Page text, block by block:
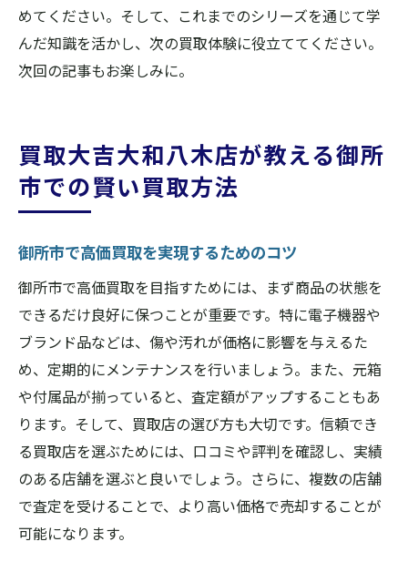
めてください。そして、これまでのシリーズを通じて学
んだ知識を活かし、次の買取体験に役立ててください。
次回の記事もお楽しみに。
買取大吉大和八木店が教える御所
市での賢い買取方法
御所市で高価買取を実現するためのコツ
御所市で高価買取を目指すためには、まず商品の状態を
できるだけ良好に保つことが重要です。特に電子機器や
ブランド品などは、傷や汚れが価格に影響を与えるた
め、定期的にメンテナンスを行いましょう。また、元箱
や付属品が揃っていると、査定額がアップすることもあ
ります。そして、買取店の選び方も大切です。信頼でき
る買取店を選ぶためには、口コミや評判を確認し、実績
のある店舗を選ぶと良いでしょう。さらに、複数の店舗
で査定を受けることで、より高い価格で売却することが
可能になります。